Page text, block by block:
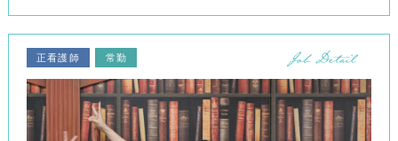
正看護師 常勤